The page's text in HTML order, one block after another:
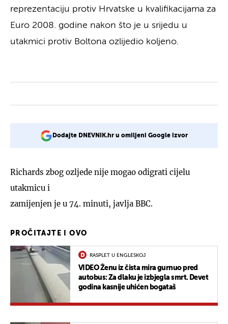
reprezentaciju protiv Hrvatske u kvalifikacijama za
Euro 2008. godine nakon što je u srijedu u
utakmici protiv Boltona ozlijedio koljeno.
Dodajte DNEVNIK.hr u omiljeni Google izvor
Richards zbog ozljede nije mogao odigrati cijelu
utakmicu i
zamijenjen je u 74. minuti, javlja BBC.
PROČITAJTE I OVO
RASPLET U ENGLESKOJ
VIDEO Ženu iz čista mira gurnuo pred
autobus: Za dlaku je izbjegla smrt. Devet
godina kasnije uhićen bogataš